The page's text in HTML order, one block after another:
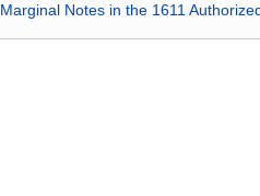
Marginal Notes in the 1611